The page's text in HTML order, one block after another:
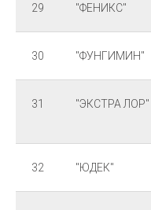
29 "ФЕНИКС"
30 "ФУНГИМИН"
31 "ЭКСТРА ЛОР"
32 "ЮДЕК"